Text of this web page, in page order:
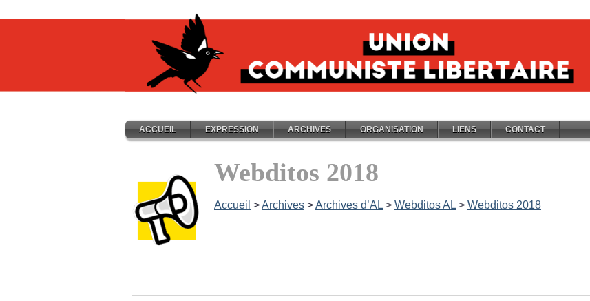
ACCUEIL EXPRESSION ARCHIVES ORGANISATION LIENS CONTACT
Webditos 2018
Accueil >Archives >Archives d’AL > Webditos AL > Webditos 2018